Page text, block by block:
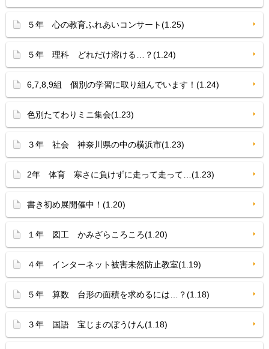
５年 心の教育ふれあいコンサート(1.25)
５年 理科 どれだけ溶ける…？(1.24)
6,7,8,9組 個別の学習に取り組んでいます！(1.24)
色別たてわりミニ集会(1.23)
３年 社会 神奈川県の中の横浜市(1.23)
2年 体育 寒さに負けずに走って走って…(1.23)
書き初め展開催中！(1.20)
１年 図工 かみざらころころ(1.20)
４年 インターネット被害未然防止教室(1.19)
５年 算数 台形の面積を求めるには…？(1.18)
３年 国語 宝じまのぼうけん(1.18)